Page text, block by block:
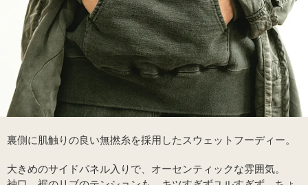
裏側に肌触りの良い無撚糸を採用したスウェットフーディー。
大きめのサイドパネル入りで、オーセンティックな雰囲気。